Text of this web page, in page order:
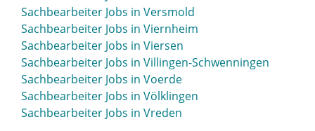
Sachbearbeiter Jobs in Versmold
Sachbearbeiter Jobs in Viernheim
Sachbearbeiter Jobs in Viersen
Sachbearbeiter Jobs in Villingen-Schwenningen
Sachbearbeiter Jobs in Voerde
Sachbearbeiter Jobs in Völklingen
Sachbearbeiter Jobs in Vreden